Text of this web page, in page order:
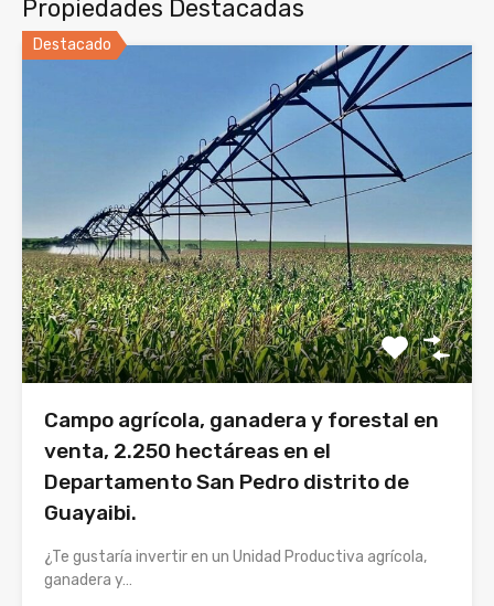
Propiedades Destacadas
Destacado
Campo agrícola, ganadera y forestal en
venta, 2.250 hectáreas en el
Departamento San Pedro distrito de
Guayaibi.
¿Te gustaría invertir en un Unidad Productiva agrícola,
ganadera y…